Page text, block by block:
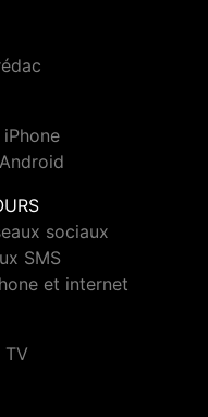
sociaux
SMS
et internet
TV